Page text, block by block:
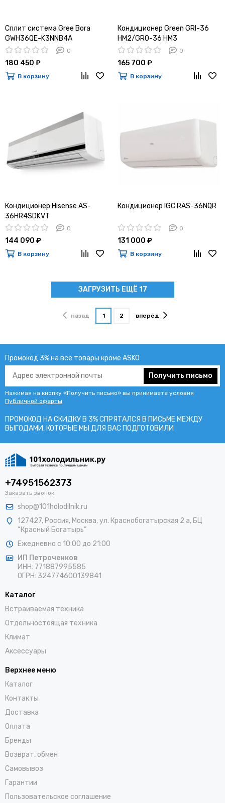
Сплит система Gree Bora
GWH36QE-K3NNB4A
0
180 450 ₽
В корзину
Кондиционер Green GRI-36
HM2/GRO-36 HM3
0
165 700 ₽
В корзину
Кондиционер Hisense AS-
36HR4SDKVT
0
144 090 ₽
В корзину
Кондиционер IGC RAS-36NQR
0
131 000 ₽
В корзину
ЗАГРУЗИТЬ ЕЩЁ 17
назад 1 2 вперёд
Промокод 3% на все товары кроме ASKO
Получить письмо
Нажимая на кнопку «Получить письмо» вы принимаете условия
Публичной оферты
ПРОМОКОД НА СКИДКУ В 3% СПРЯТАЛСЯ В ПИCЬМЕ МЕЖДУ
ВЫГОДАМИ, КОТОРЫЕ МЫ ДЛЯ ВАС ПОДГОТОВИЛИ
+74951562373
Заказать звонок
shop@101holodilnik.ru
127427, Россия, Москва,ул. Краснобогатырская 2 а, БЦ
“Красный Богатырь”
Ежедневно с 10:00 до 21:00
ИП Петроченков
ИНН: 771887995585
ОГРН: 324774600139841
Каталог
Встраиваемая техника
Отдельностоящая техника
Климат
Аксессуары
Верхнее меню
Каталог
Контакты
Доставка
Оплата
Бренды
Возврат, обмен
Самовывоз
Гарантии
Пользовательское соглашение